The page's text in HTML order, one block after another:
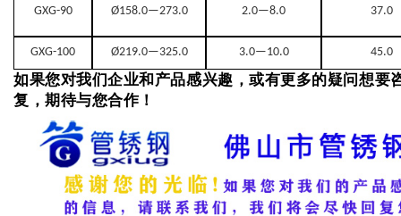
GXG-90 Ø158.0—273.0 2.0—8.0 37.0
GXG-100 Ø219.0—325.0 3.0—10.0 45.0
如果您对我们企业和产品感兴趣，或有更多的疑问想要
复，期待与您合作！